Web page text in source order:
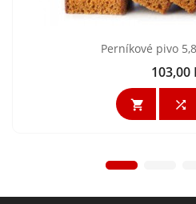
Perníkové pivo
103,00
 